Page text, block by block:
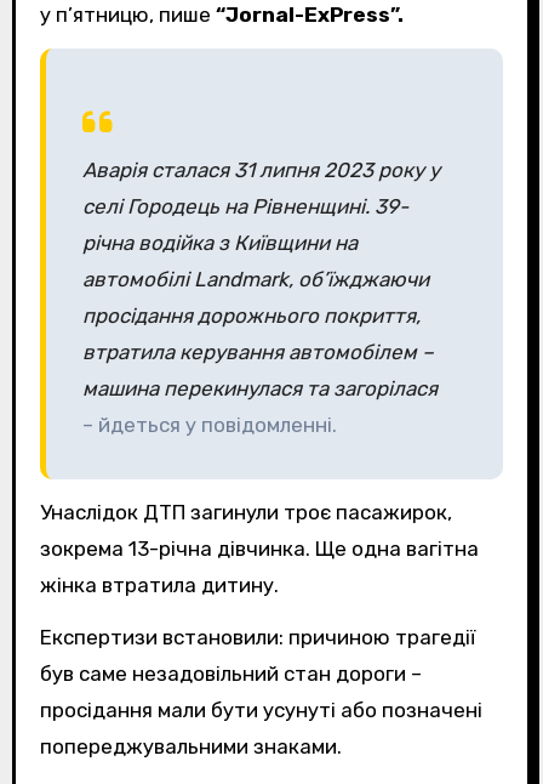
у п’ятницю, пише “Jornal-ExPress”.
Аварія сталася 31 липня 2023 року у
селі Городець на Рівненщині. 39-
річна водійка з Київщини на
автомобілі Landmark, об’їжджаючи
просідання дорожнього покриття,
втратила керування автомобілем –
машина перекинулася та загорілася
– йдеться у повідомленні.
Унаслідок ДТП загинули троє пасажирок,
зокрема 13-річна дівчинка. Ще одна вагітна
жінка втратила дитину.
Експертизи встановили: причиною трагедії
був саме незадовільний стан дороги –
просідання мали бути усунуті або позначені
попереджувальними знаками.